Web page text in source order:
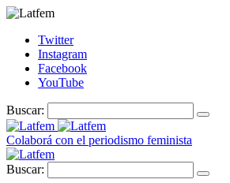
Twitter
Instagram
Facebook
YouTube
Buscar:
Colaborá con el periodismo feminista
Buscar: